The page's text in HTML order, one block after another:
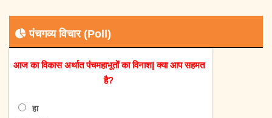
पंचगव्य विचार (Poll)
आज का विकास अर्थात पंचमहाभूतों का विनाश| क्या आप सहमत
है?
हा